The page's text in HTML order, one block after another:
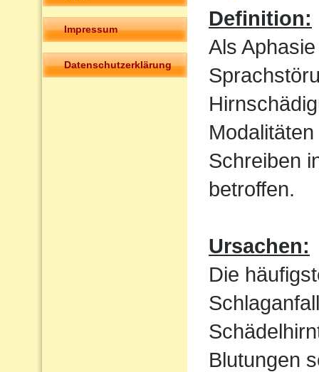
Impressum
Datenschutzerklärung
Definition:
Als
Schreiben
betroffen.
Ursachen:
Die
Blutungen